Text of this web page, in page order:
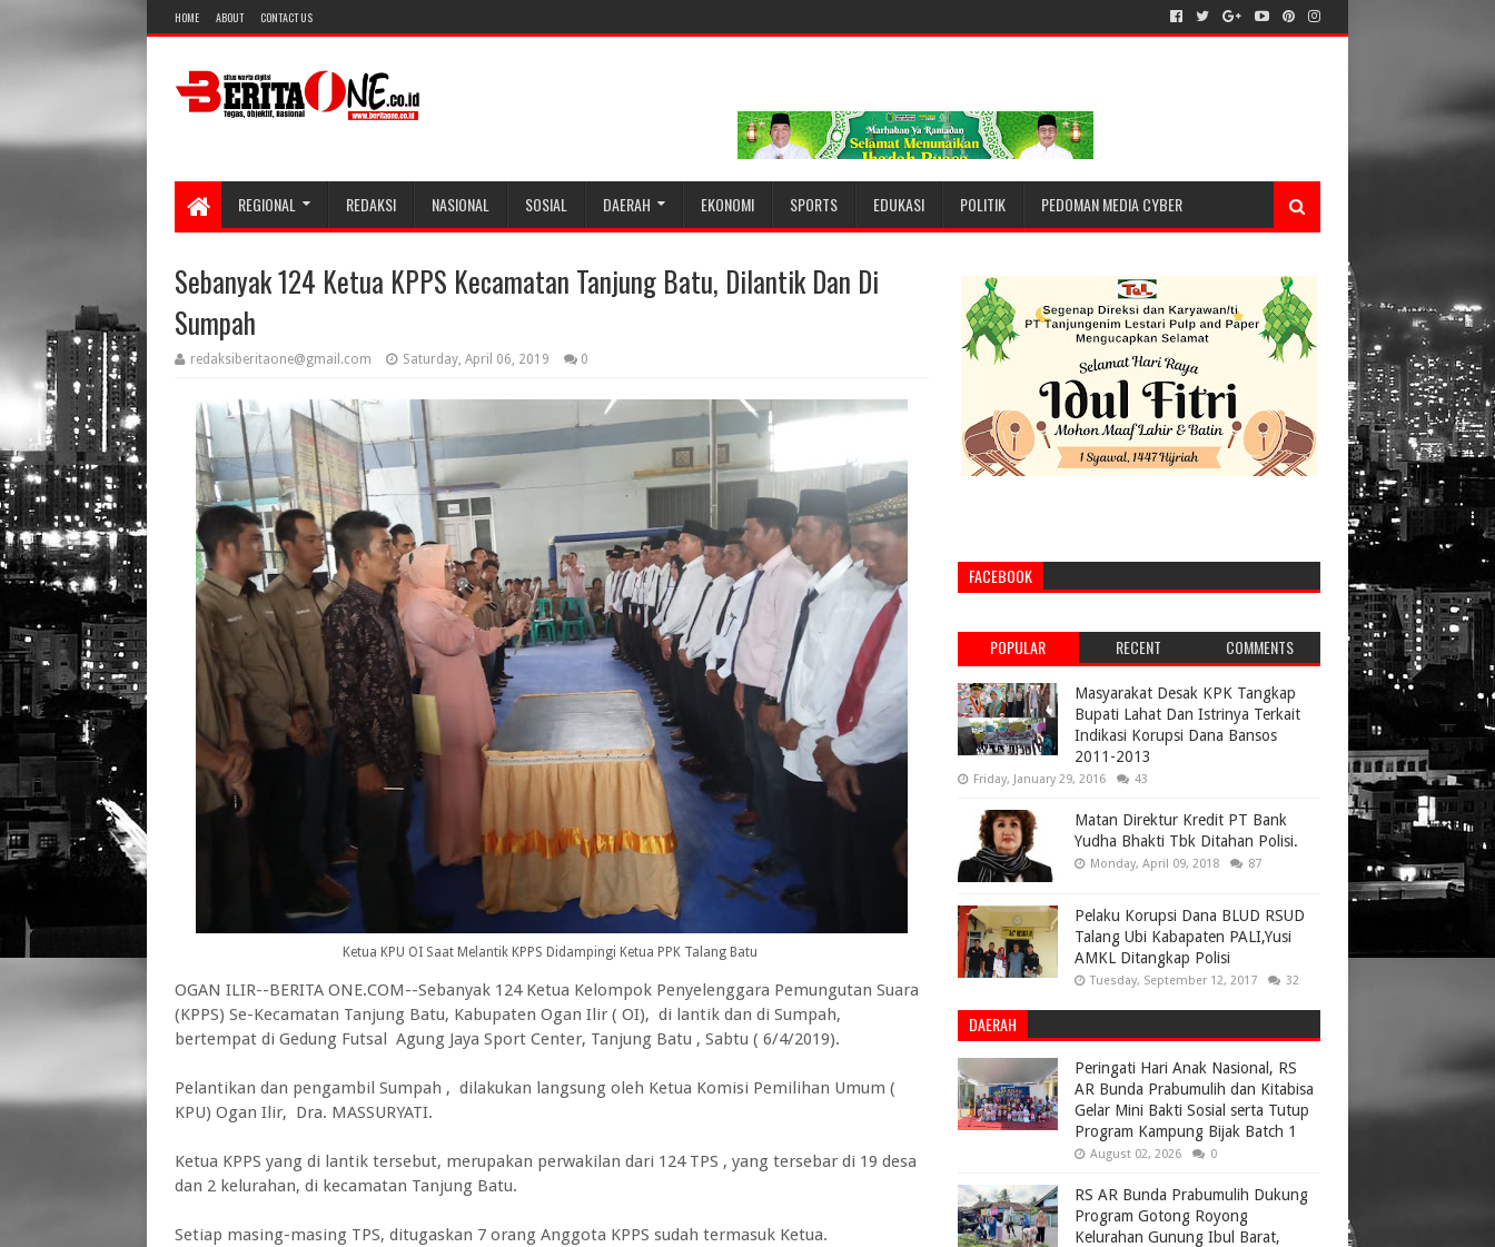
HOME ABOUT CONTACT US
REGIONAL REDAKSI NASIONAL SOSIAL DAERAH EKONOMI SPORTS EDUKASI POLITIK PEDOMAN MEDIA CYBER
Sebanyak 124 Ketua KPPS Kecamatan Tanjung Batu, Dilantik Dan Di
Sumpah
redaksiberitaone@gmail.com Saturday, April 06, 2019 0
Ketua KPU OI Saat Melantik KPPS Didampingi Ketua PPK Talang Batu
OGAN ILIR--BERITA ONE.COM--Sebanyak 124 Ketua Kelompok Penyelenggara Pemungutan Suara
(KPPS) Se-Kecamatan Tanjung Batu, Kabupaten Ogan Ilir ( OI), di lantik dan di Sumpah,
bertempat di Gedung Futsal Agung Jaya Sport Center, Tanjung Batu , Sabtu ( 6/4/2019).
Pelantikan dan pengambil Sumpah , dilakukan langsung oleh Ketua Komisi Pemilihan Umum (
KPU) Ogan Ilir, Dra. MASSURYATI.
Ketua KPPS yang di lantik tersebut, merupakan perwakilan dari 124 TPS , yang tersebar di 19 desa
dan 2 kelurahan, di kecamatan Tanjung Batu.
Setiap masing-masing TPS, ditugaskan 7 orang Anggota KPPS sudah termasuk Ketua.
FACEBOOK
POPULAR RECENT COMMENTS
Masyarakat Desak KPK Tangkap
Bupati Lahat Dan Istrinya Terkait
Indikasi Korupsi Dana Bansos
2011-2013
Friday, January 29, 2016 43
Matan Direktur Kredit PT Bank
Yudha Bhakti Tbk Ditahan Polisi.
Monday, April 09, 2018 87
Pelaku Korupsi Dana BLUD RSUD
Talang Ubi Kabapaten PALI,Yusi
AMKL Ditangkap Polisi
Tuesday, September 12, 2017 32
DAERAH
Peringati Hari Anak Nasional, RS
AR Bunda Prabumulih dan Kitabisa
Gelar Mini Bakti Sosial serta Tutup
Program Kampung Bijak Batch 1
August 02, 2026 0
RS AR Bunda Prabumulih Dukung
Program Gotong Royong
Kelurahan Gunung Ibul Barat,